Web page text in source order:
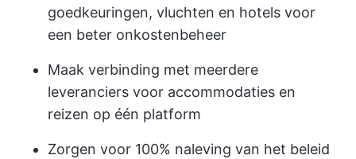
goedkeuringen, vluchten en hotels voor
een beter onkostenbeheer
Maak verbinding met meerdere
leveranciers voor accommodaties en
reizen op één platform
Zorgen voor 100% naleving van het beleid